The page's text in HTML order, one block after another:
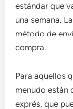
estándar que
una semana.
método de
compra.
Para aquellos
menudo están
exprés, que